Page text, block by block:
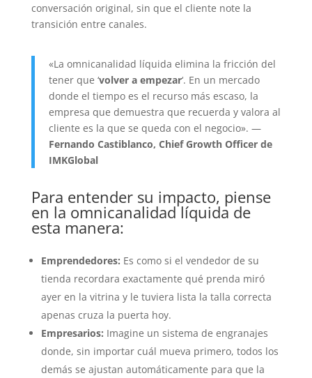
conversación original, sin que el cliente note la
transición entre canales.
«La omnicanalidad líquida elimina la fricción del
tener que ‘volver a empezar‘. En un mercado
donde el tiempo es el recurso más escaso, la
empresa que demuestra que recuerda y valora al
cliente es la que se queda con el negocio». —
Fernando Castiblanco, Chief Growth Officer de
IMKGlobal
Para entender su impacto, piense
en la omnicanalidad líquida de
esta manera:
Emprendedores: Es como si el vendedor de su
tienda recordara exactamente qué prenda miró
ayer en la vitrina y le tuviera lista la talla correcta
apenas cruza la puerta hoy.
Empresarios: Imagine un sistema de engranajes
donde, sin importar cuál mueva primero, todos los
demás se ajustan automáticamente para que la